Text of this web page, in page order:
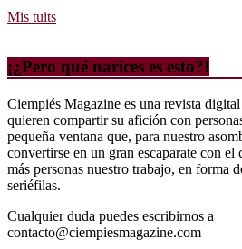
Mis tuits
¡¿Pero qué narices es esto?!
Ciempiés Magazine es una revista
quieren compartir su afición con
pequeña ventana que, para nuestro
convertirse en un gran escaparate con el
más personas nuestro trabajo, en forma
seriéfilas.
Cualquier duda puedes escribirnos a
contacto@ciempiesmagazine.com